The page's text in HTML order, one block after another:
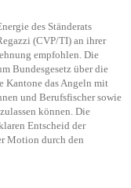
des Ständerats
(CVP/TI) an ihrer
empfohlen. Die
Bundesgesetz über die
Kantone das Angeln mit
und Berufsfischer sowie
können. Die
Entscheid der
Motion durch den